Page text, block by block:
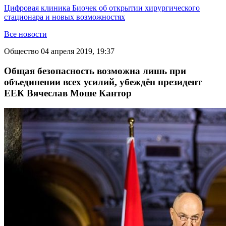
Цифровая клиника Биочек об открытии хирургического
стационара и новых возможностях
Все новости
Общество 04 апреля 2019, 19:37
Общая безопасность возможна лишь при
объединении всех усилий, убеждён президент
ЕЕК Вячеслав Моше Кантор